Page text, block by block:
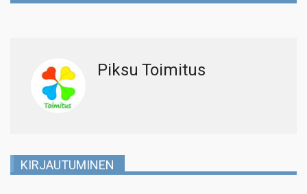
Piksu Toimitus
KIRJAUTUMINEN